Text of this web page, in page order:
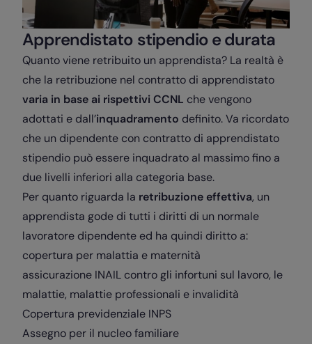
Apprendistato stipendio e durata
Quanto viene retribuito un apprendista? La realtà è
che la retribuzione nel contratto di apprendistato
varia in base ai rispettivi CCNL che vengono
adottati e dall’inquadramento definito. Va ricordato
che un dipendente con contratto di apprendistato
stipendio può essere inquadrato al massimo fino a
due livelli inferiori alla categoria base.
Per quanto riguarda la retribuzione effettiva, un
apprendista gode di tutti i diritti di un normale
lavoratore dipendente ed ha quindi diritto a:
copertura per malattia e maternità
assicurazione INAIL contro gli infortuni sul lavoro, le
malattie, malattie professionali e invalidità
Copertura previdenziale INPS
Assegno per il nucleo familiare